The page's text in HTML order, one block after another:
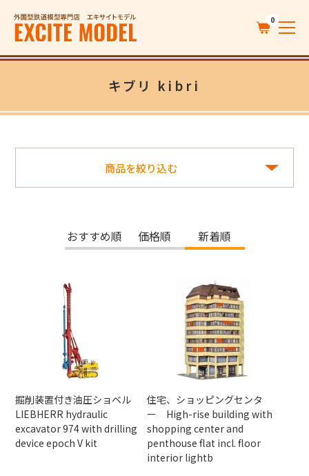
0
キブリ kibri
商品を絞り込む
おすすめ順 価格順 新着順
掘削装置付き油圧ショベル
LIEBHERR hydraulic
excavator 974 with drilling
device epoch V kit
住宅、ショッピングセンタ
ー High-rise building with
shopping center and
penthouse flat incl. floor
interior lightb